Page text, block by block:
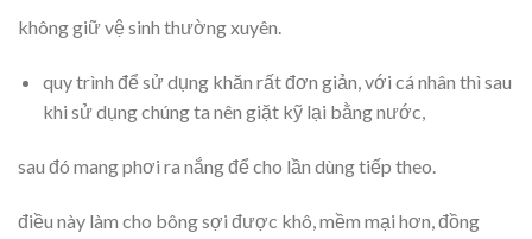
không giữ vệ sinh thường xuyên.
quy trình để sử dụng khăn rất đơn giản, với cá nhân thì sau
khi sử dụng chúng ta nên giặt kỹ lại bằng nước,
sau đó mang phơi ra nắng để cho lần dùng tiếp theo.
điều này làm cho bông sợi được khô, mềm mại hơn, đồng